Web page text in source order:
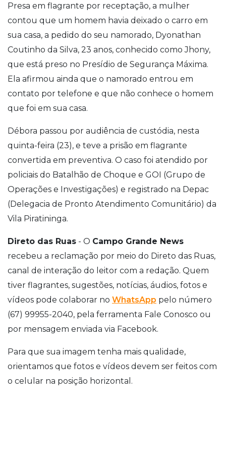
Presa em flagrante por receptação, a mulher
contou que um homem havia deixado o carro em
sua casa, a pedido do seu namorado, Dyonathan
Coutinho da Silva, 23 anos, conhecido como Jhony,
que está preso no Presídio de Segurança Máxima.
Ela afirmou ainda que o namorado entrou em
contato por telefone e que não conhece o homem
que foi em sua casa.
Débora passou por audiência de custódia, nesta
quinta-feira (23), e teve a prisão em flagrante
convertida em preventiva. O caso foi atendido por
policiais do Batalhão de Choque e GOI (Grupo de
Operações e Investigações) e registrado na Depac
(Delegacia de Pronto Atendimento Comunitário) da
Vila Piratininga.
Direto das Ruas - O Campo Grande News
recebeu a reclamação por meio do Direto das Ruas,
canal de interação do leitor com a redação. Quem
tiver flagrantes, sugestões, notícias, áudios, fotos e
vídeos pode colaborar no WhatsApp pelo número
(67) 99955-2040, pela ferramenta Fale Conosco ou
por mensagem enviada via Facebook.
Para que sua imagem tenha mais qualidade,
orientamos que fotos e vídeos devem ser feitos com
o celular na posição horizontal.